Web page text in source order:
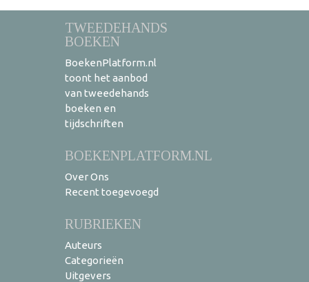
TWEEDEHANDS
BOEKEN
BoekenPlatform.nl
toont het aanbod
van tweedehands
boeken en
tijdschriften
BOEKENPLATFORM.NL
Over Ons
Recent toegevoegd
RUBRIEKEN
Auteurs
Categorieën
Uitgevers